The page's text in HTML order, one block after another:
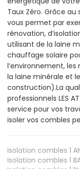
Taux Zéro. Grâce au
vous permet par
rénovation,
utilisant de la laine
chauffage solaire
l’environnement,
la laine minérale et
construction).La
professionnels LES
service pour vos
isoler vos combles
Isolation combles 1
Isolation combles 1